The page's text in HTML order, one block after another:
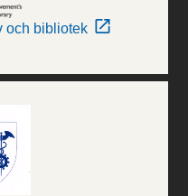
och bibliotek